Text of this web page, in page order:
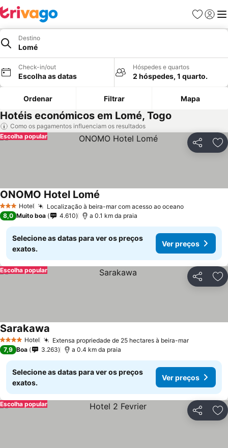
Favoritos
Iniciar
Destino
Lomé
Check-in/out
Escolha as datas
Hóspedes e quartos
2 hóspedes, 1 quarto.
Ordenar Filtrar Mapa
Hotéis económicos em Lomé, Togo
Como os pagamentos influenciam os resultados
Partilhar
Escolha popular
3 EstrelasHotel Localização à beira-mar com acesso ao oceano
ONOMO Hotel Lomé
8,0 Muito boa 4.610 a 0.1 km da praia
Selecione as datas para ver os preços
exatos.
Ver preços
Partilhar
Escolha popular
4 EstrelasHotel Extensa propriedade de 25 hectares à beira-mar
Sarakawa
7,9 Boa 3.263 a 0.4 km da praia
Selecione as datas para ver os preços
exatos.
Ver preços
Partilhar
Escolha popular